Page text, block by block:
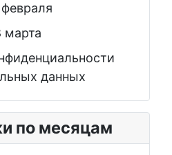
марта
данных
по месяцам